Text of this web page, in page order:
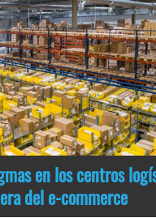
en los centros
del e-commerce